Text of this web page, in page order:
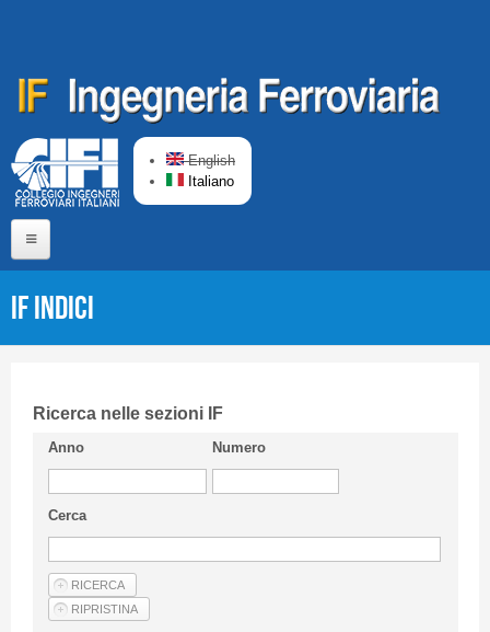
English
Italiano
CIFI in breve
Linee Guida
Privacy Policy
Articoli
IF Indici
Ricerca nelle sezioni IF
Anno Numero
Cerca